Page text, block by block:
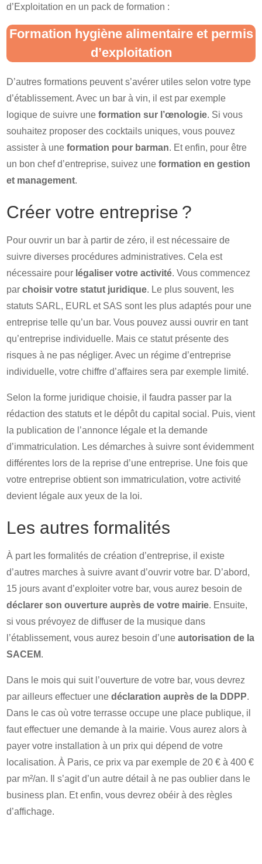
d’Exploitation en un pack de formation :
Formation hygiène alimentaire et permis
d’exploitation
D’autres formations peuvent s’avérer utiles selon votre type
d’établissement. Avec un bar à vin, il est par exemple
logique de suivre uneformation sur l’œnologie. Si vous
souhaitez proposer des cocktails uniques, vous pouvez
assister à uneformation pour barman. Et enfin, pour être
un bon chef d’entreprise, suivez une formation en gestion
et management.
Créer votre entreprise ?
Pour ouvrir un bar à partir de zéro, il est nécessaire de
suivre diverses procédures administratives. Cela est
nécessaire pour légaliser votre activité. Vous commencez
parchoisir votre statut juridique. Le plus souvent, les
statuts SARL, EURL et SAS sont les plus adaptés pour une
entreprise telle qu’un bar. Vous pouvez aussi ouvrir en tant
qu’entreprise individuelle. Mais ce statut présente des
risques à ne pas négliger. Avec un régime d’entreprise
individuelle, votre chiffre d’affaires sera par exemple limité.
Selon la forme juridique choisie, il faudra passer par la
rédaction des statuts et le dépôt du capital social. Puis, vient
la publication de l’annonce légale et la demande
d’immatriculation. Les démarches à suivre sont évidemment
différentes lors de la reprise d’une entreprise. Une fois que
votre entreprise obtient son immatriculation, votre activité
devient légale aux yeux de la loi.
Les autres formalités
À part les formalités de création d’entreprise, il existe
d’autres marches à suivre avant d’ouvrir votre bar. D’abord,
15 jours avant d’exploiter votre bar, vous aurez besoin de
déclarer son ouverture auprès de votre mairie. Ensuite,
si vous prévoyez de diffuser de la musique dans
l’établissement, vous aurez besoin d’uneautorisation de la
SACEM.
Dans le mois qui suit l’ouverture de votre bar, vous devrez
par ailleurs effectuer unedéclaration auprès de la DDPP.
Dans le cas où votre terrasse occupe une place publique, il
faut effectuer une demande à la mairie. Vous aurez alors à
payer votre installation à un prix qui dépend de votre
localisation. À Paris, ce prix va par exemple de 20 € à 400 €
par m²/an. Il s’agit d’un autre détail à ne pas oublier dans le
business plan. Et enfin, vous devrez obéir à des règles
d’affichage.